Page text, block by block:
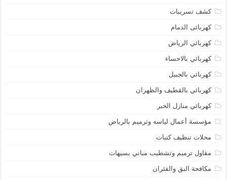
كشف تسريبات
كهربائى الدمام
كهربائي الرياض
كهربائي بالاحساء
كهربائي بالجبيل
كهربائي بالقطيف والظهران
كهربائي منازل الخبر
مؤسسة أعمال لياسه وترميم بالرياض
محلات تنظيف كنبات
مقاول ترميم وتشطيب مباني بسيهات
مكافحة البق والفئران